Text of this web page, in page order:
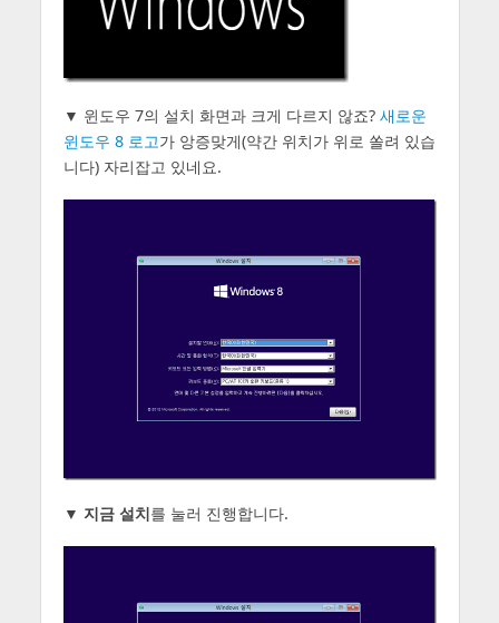
▼ 윈도우 7의 설치 화면과 크게 다르지 않죠? 새로운
윈도우 8 로고가 앙증맞게(약간 위치가 위로 쏠려 있습
니다) 자리잡고 있네요.
▼ 지금 설치를 눌러 진행합니다.